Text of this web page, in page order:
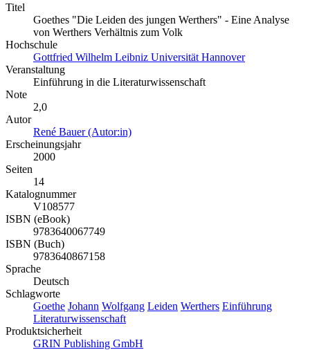
Titel
Goethes "Die Leiden des jungen Werthers" - Eine Analyse
von Werthers Verhältnis zum Volk
Hochschule
Gottfried Wilhelm Leibniz Universität Hannover
Veranstaltung
Einführung in die Literaturwissenschaft
Note
2,0
Autor
René Bauer (Autor:in)
Erscheinungsjahr
2000
Seiten
14
Katalognummer
V108577
ISBN (eBook)
9783640067749
ISBN (Buch)
9783640867158
Sprache
Deutsch
Schlagworte
Goethe Johann Wolfgang Leiden Werthers Einführung
Literaturwissenschaft
Produktsicherheit
GRIN Publishing GmbH